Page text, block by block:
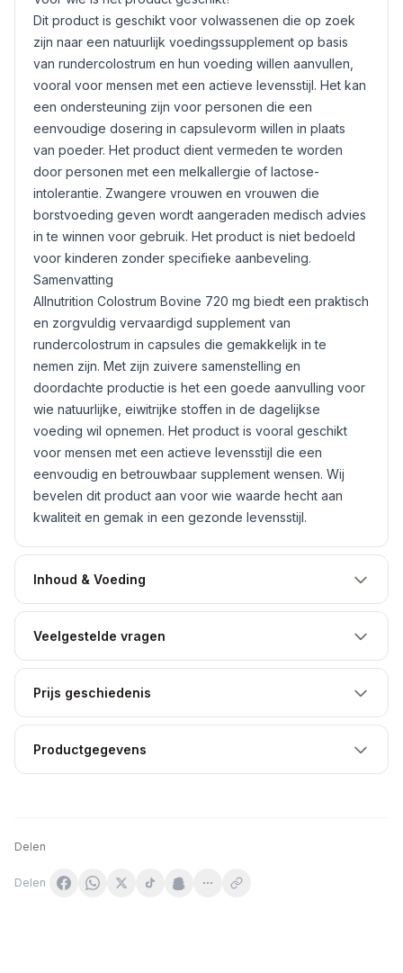
Dit product is geschikt voor volwassenen die op zoek
zijn naar een natuurlijk voedingssupplement op basis
van rundercolostrum en hun voeding willen aanvullen,
vooral voor mensen met een actieve levensstijl. Het kan
een ondersteuning zijn voor personen die een
eenvoudige dosering in capsulevorm willen in plaats
van poeder. Het product dient vermeden te worden
door personen met een melkallergie of lactose-
intolerantie. Zwangere vrouwen en vrouwen die
borstvoeding geven wordt aangeraden medisch advies
in te winnen voor gebruik. Het product is niet bedoeld
voor kinderen zonder specifieke aanbeveling.
Samenvatting
Allnutrition Colostrum Bovine 720 mg biedt een praktisch
en zorgvuldig vervaardigd supplement van
rundercolostrum in capsules die gemakkelijk in te
nemen zijn. Met zijn zuivere samenstelling en
doordachte productie is het een goede aanvulling voor
wie natuurlijke, eiwitrijke stoffen in de dagelijkse
voeding wil opnemen. Het product is vooral geschikt
voor mensen met een actieve levensstijl die een
eenvoudig en betrouwbaar supplement wensen. Wij
bevelen dit product aan voor wie waarde hecht aan
kwaliteit en gemak in een gezonde levensstijl.
Inhoud & Voeding
Veelgestelde vragen
Prijs geschiedenis
Productgegevens
Delen
Delen